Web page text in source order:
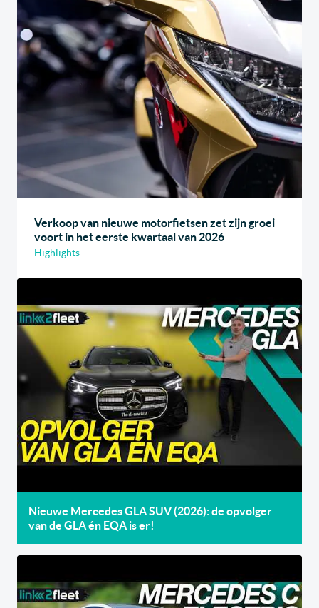
Verkoop van nieuwe motorfietsen zet zijn groei
voort in het eerste kwartaal van 2026
Highlights
Nieuwe Mercedes GLA SUV (2026): de opvolger
van de GLA én EQA is er!